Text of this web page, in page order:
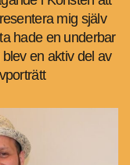
mig själv
hade en underbar
en aktiv del av